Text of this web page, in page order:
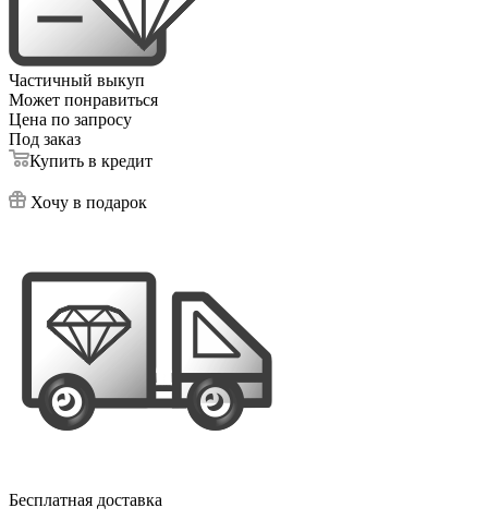
Частичный выкуп
Может понравиться
Цена по запросу
Под заказ
Купить в кредит
Хочу в подарок
Бесплатная доставка